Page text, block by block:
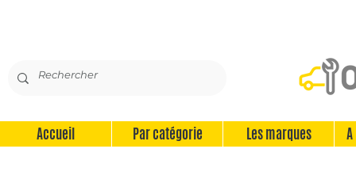
Accueil Par catégorie Les marques